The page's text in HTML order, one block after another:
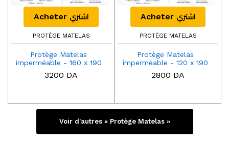
Acheter اشتري
PROTÈGE MATELAS
Protège Matelas
imperméable - 160 x 190
3200 DA
Acheter اشتري
PROTÈGE MATELAS
Protège Matelas
imperméable - 120 x 190
2800 DA
Voir d'autres « Protège Matelas »